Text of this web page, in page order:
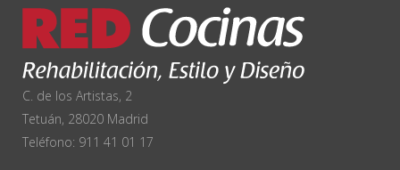
C. de los Artistas, 2
Tetuán, 28020 Madrid
Teléfono: 911 41 01 17